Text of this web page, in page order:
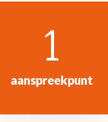
1
aanspreekpunt